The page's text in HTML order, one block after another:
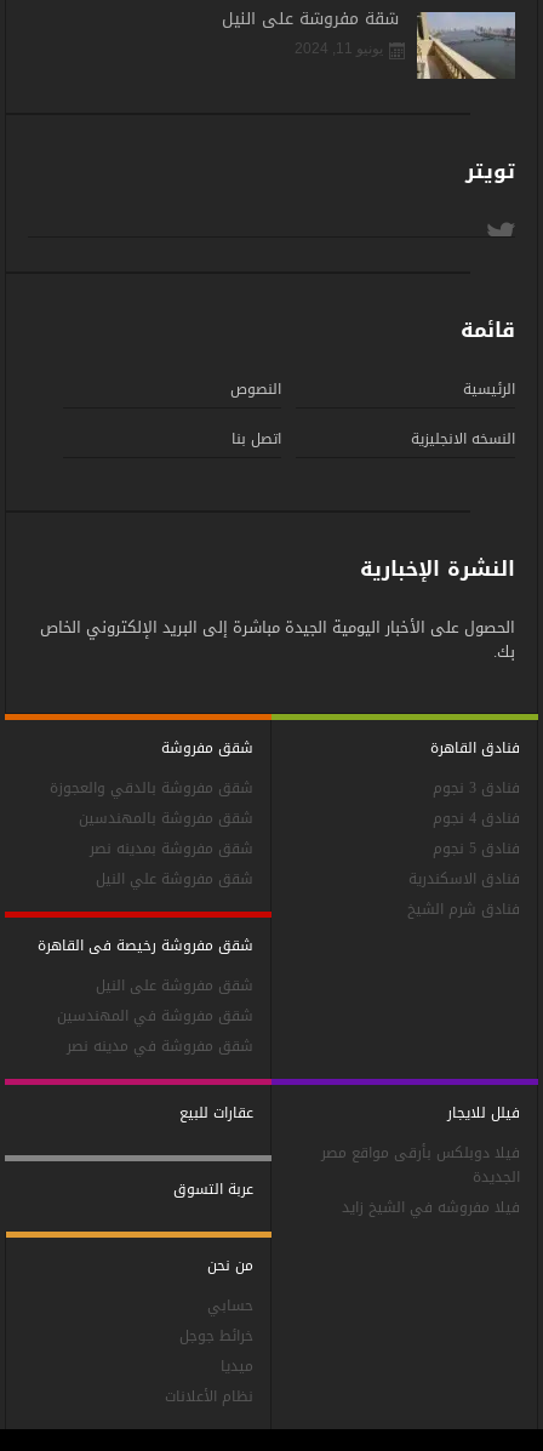
شقة مفروشة على النيل
يونيو 11, 2024
تويتر
قائمة
الرئيسية
النصوص
النسخه الانجليزية
اتصل بنا
النشرة الإخبارية
الحصول على الأخبار اليومية الجيدة مباشرة إلى البريد الإلكتروني الخاص
بك.
فنادق القاهرة
فنادق 3 نجوم
فنادق 4 نجوم
فنادق 5 نجوم
فنادق الاسكندرية
فنادق شرم الشيخ
شقق مفروشة
شقق مفروشة بالدقي والعجوزة
شقق مفروشة بالمهندسين
شقق مفروشة بمدينه نصر
شقق مفروشة علي النيل
شقق مفروشة رخيصة فى القاهرة
شقق مفروشة على النيل
شقق مفروشة في المهندسين
شقق مفروشة في مدينه نصر
فيلل للايجار
فيلا دوبلكس بأرقى مواقع مصر
الجديدة
فيلا مفروشه في الشيخ زايد
عقارات للبيع
عربة التسوق
من نحن
حسابي
خرائط جوجل
ميديا
نظام الأعلانات